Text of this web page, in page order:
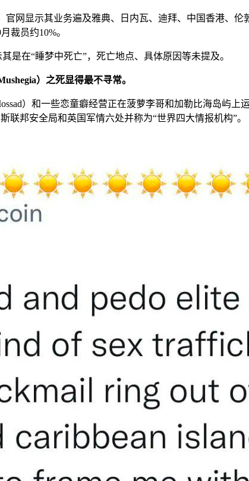
网显示其业务遍及雅典、日内瓦、迪拜、中国香港、伦
裁员约10%。
是在“睡梦中死亡”，死亡地点、具体原因等未提及。
）之死显得最不寻常。
）和一些恋童癖经营正在菠萝李哥和加勒比海岛屿
邦安全局和英国军情六处并称为“世界四大情报机构”。